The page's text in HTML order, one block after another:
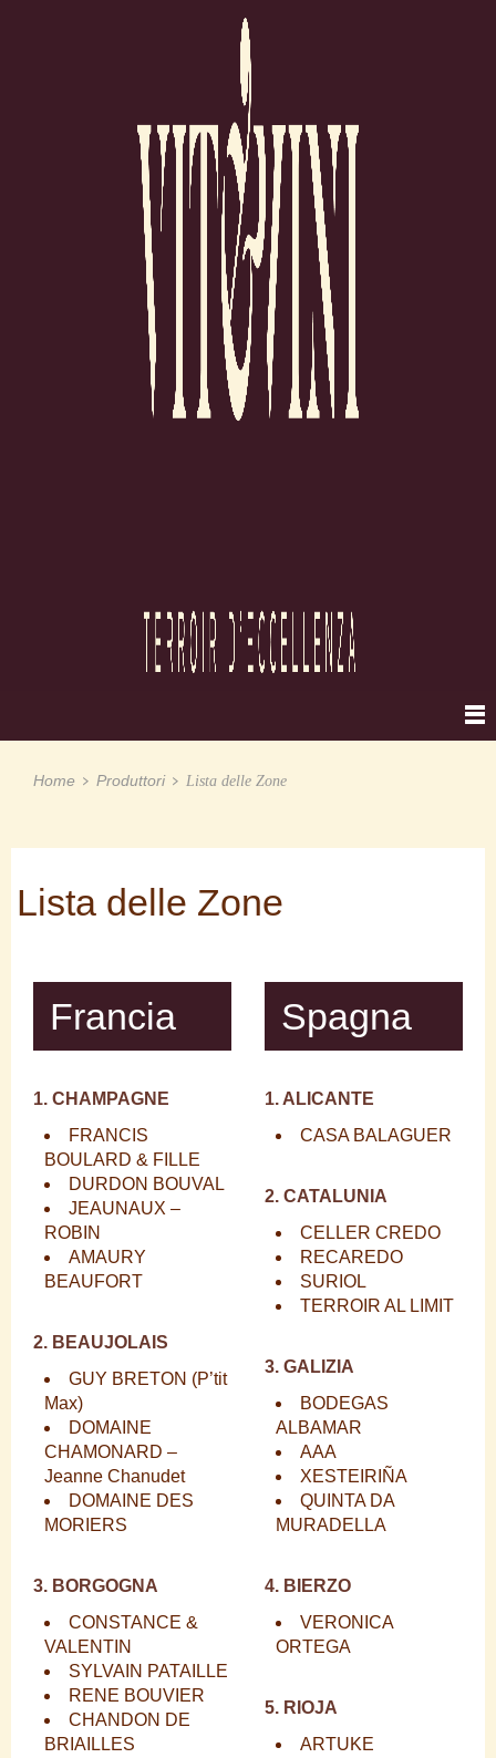
Home Produttori Lista delle Zone
Lista delle Zone
Francia
1. CHAMPAGNE
FRANCIS
BOULARD & FILLE
DURDON BOUVAL
JEAUNAUX –
ROBIN
AMAURY
BEAUFORT
2. BEAUJOLAIS
GUY BRETON (P’tit
Max)
DOMAINE
CHAMONARD –
Jeanne Chanudet
DOMAINE DES
MORIERS
3. BORGOGNA
CONSTANCE &
VALENTIN
SYLVAIN PATAILLE
RENE BOUVIER
CHANDON DE
BRIAILLES
Spagna
1. ALICANTE
CASA BALAGUER
2. CATALUNIA
CELLER CREDO
RECAREDO
SURIOL
TERROIR AL LIMIT
3. GALIZIA
BODEGAS
ALBAMAR
AAA
XESTEIRIÑA
QUINTA DA
MURADELLA
4. BIERZO
VERONICA
ORTEGA
5. RIOJA
ARTUKE